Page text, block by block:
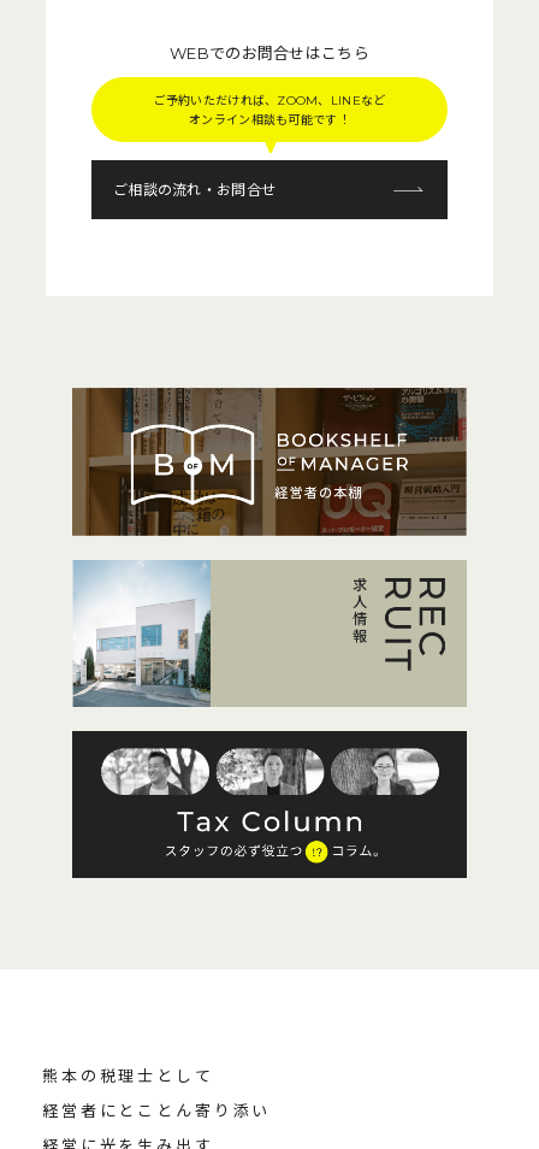
WEBでのお問合せはこちら
ご予約いただければ、ZOOM、LINEなど
オンライン相談も可能です！
ご相談の流れ・お問合せ
熊本の税理士として
経営者にとことん寄り添い